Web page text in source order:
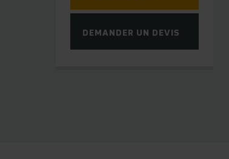
DEMANDER UN DEVIS